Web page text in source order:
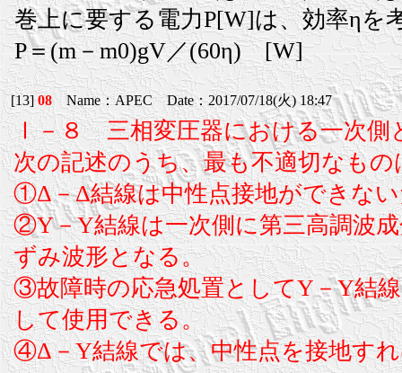
巻上に要する電力P[W]は、効率ηを
P＝(m－m0)gV／(60η) [W]
[13]08Name：APEC Date：2017/07/18(火) 18:47
Ⅰ－８ 三相変圧器における一次側
次の記述のうち、最も不適切なも
①Δ－Δ結線は中性点接地ができな
②Y－Y結線は一次側に第三高調波
ずみ波形となる。
③故障時の応急処置としてY－Y結
して使用できる。
④Δ－Y結線では、中性点を接地す